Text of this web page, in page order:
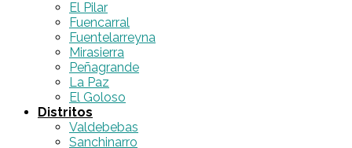
El Pilar
Fuencarral
Fuentelarreyna
Mirasierra
Peñagrande
La Paz
El Goloso
Distritos
Valdebebas
Sanchinarro